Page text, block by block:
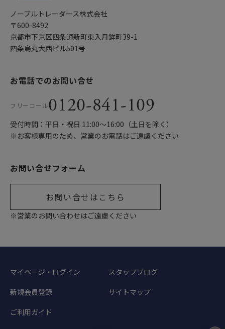
ノーブルトレーダース株式会社
〒600-8492
京都市下京区四条通新町東入月鉾町39-1
四条烏丸大西ビル501号
お電話でのお問い合せ
フリーコール0120-841-109
受付時間：平日・祝日 11:00〜16:00（土日を除く）
※お客様専用のため、営業のお電話はご遠慮ください
お問い合せフォーム
お問い合せはこちら
※営業のお問い合わせはご遠慮ください
マイページ・ログイン
新規会員登録
ご利用ガイド
スタッフブログ
サイトマップ